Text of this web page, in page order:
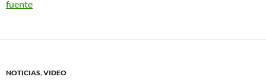
fuente
NOTICIAS,VIDEO